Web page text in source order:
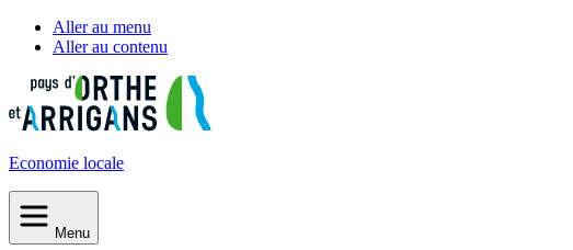
Aller au menu
Aller au contenu
Economie locale
Menu